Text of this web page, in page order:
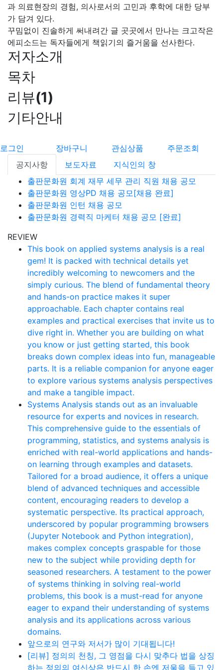
과 의료현장의 경험, 의사로서의 고민과 후학에 대한 당부
가 담겨 있다.
꾸밈없이 진솔하게 써내려간 글 곳곳에서 만나는 크고작은
에피소드는 독자들에게 책읽기의 즐거움을 선사한다.
저자소개
목차
리뷰(1)
기타안내
로그인 장바구니 관심상품
주문조회
공지사항
보도자료
지식인의 창
출판문화원 회계 재무 세무 관리 직원 채용 공모
출판문화원 영상PD 채용 공모[채용 완료]
출판문화원 인턴 채용 공모
출판문화원 경력직 마케터 채용 공모 [완료]
REVIEW
This book on applied systems analysis is a real
gem! It is packed with technical details yet
incredibly welcoming to newcomers and the
simply curious. The blend of fundamental theory
and hands-on practice makes it super
approachable. Each chapter contains real
examples and practical exercises that invite us to
dive right in. Whether you are building on what
you know or just getting started, this book
breaks down complex ideas into fun, manageable
parts. It is a reliable companion for anyone eager
to explore various systems analysis perspectives
and make a tangible impact.
Systems Analysis stands out as an invaluable
resource for experts and novices in research.
This comprehensive guide to the essentials of
programming, statistics, and systems analysis is
enriched with real-world applications and hands-
on learning through examples and datasets.
Tailored for a broad audience, it offers a unique
blend of advanced techniques and accessible
content, encouraging readers to develop a
systematic perspective. Its practical approach,
underscored by popular programming browsers
(Jupyter Notebook and Python integration),
makes complex concepts graspable for those
new to the subject while providing depth for
seasoned researchers. A testament to the power
of systems thinking in solving real-world
problems, this book is a must-read for anyone
eager to expand their understanding of systems
analysis and its applications across various
domains.
앞으로의 연구와 저서가 많이 기대됩니다!
[리뷰] 정의의 천칭, 그 영점을 다시 맞추다 법을 상징
하는 정의의 여신상은 반드시 한 손엔 저울을 들고 있